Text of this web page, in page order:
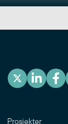
Prosjekter